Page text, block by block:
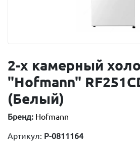
2-х камерный
"Hofmann"
(Белый)
Бренд: Hofmann
Артикул: P-0811164